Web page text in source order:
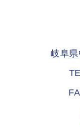
岐阜